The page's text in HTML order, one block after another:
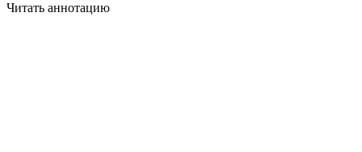
Читать аннотацию